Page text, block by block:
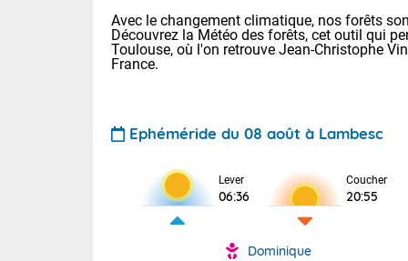
Avec le changement climatique, nos forêts
Découvrez la Météo des forêts, cet outil qui
Toulouse, où l'on retrouve Jean-Christophe
France.
Ephéméride du 08 août à Lambesc
Lever
06:36
Coucher
20:55
Dominique
Voici les
: 22/28 Paris
Clermont-Fd
Limoges :
Lille : 22/29